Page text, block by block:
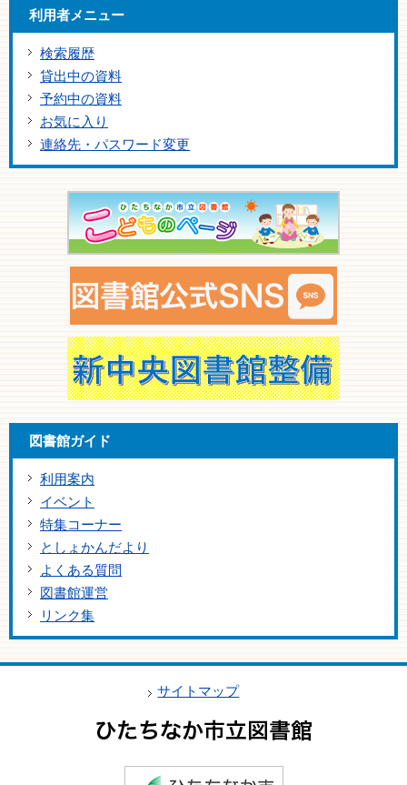
利用者メニュー
検索履歴
貸出中の資料
予約中の資料
お気に入り
連絡先・パスワード変更
図書館ガイド
利用案内
イベント
特集コーナー
としょかんだより
よくある質問
図書館運営
リンク集
サイトマップ